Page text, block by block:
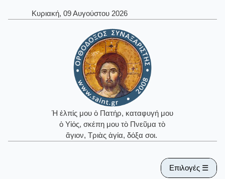
Κυριακή, 09 Αυγούστου 2026
Ἡ ἐλπίς μου ὁ Πατήρ, καταφυγή μου
ὁ Υἱός, σκέπη μου τὸ Πνεῦμα τὸ
ἅγιον, Τριὰς ἁγία, δόξα σοι.
Επιλογές ☰